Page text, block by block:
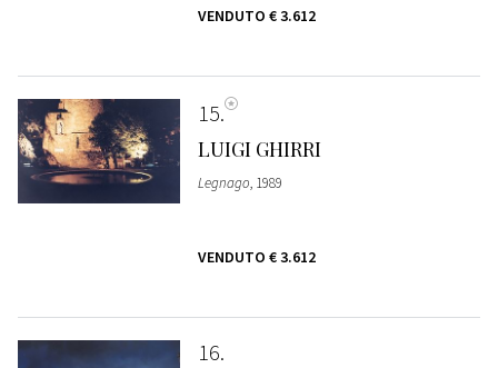
VENDUTO € 3.612
15
LUIGI GHIRRI
Legnago, 1989
VENDUTO € 3.612
16